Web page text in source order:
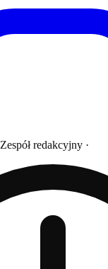
Zespół redakcyjny ·